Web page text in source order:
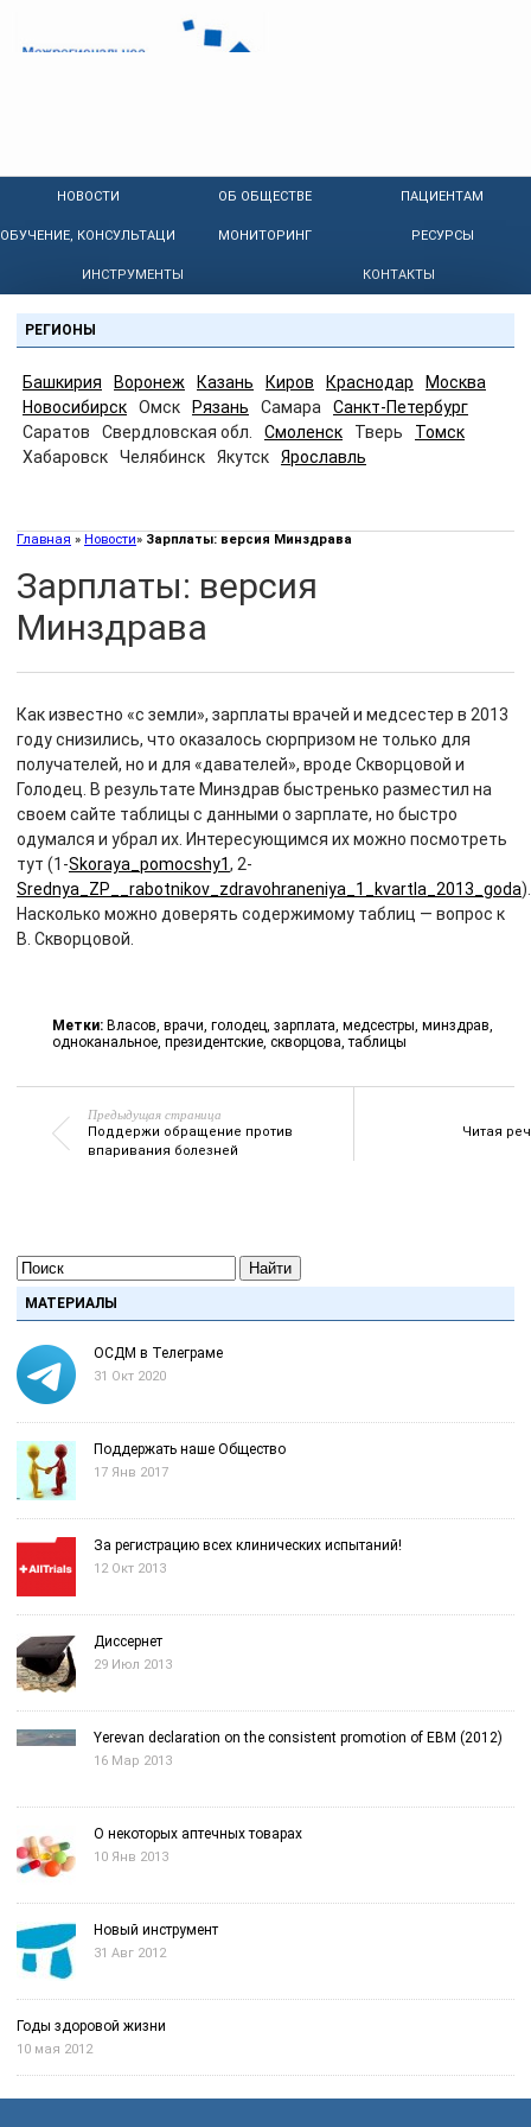
НОВОСТИ ОБ ОБЩЕСТВЕ ПАЦИЕНТАМ
ОБУЧЕНИЕ, КОНСУЛЬТАЦИИ МОНИТОРИНГ РЕСУРСЫ
ИНСТРУМЕНТЫ КОНТАКТЫ
РЕГИОНЫ
Башкирия Воронеж Казань Киров Краснодар
Москва
Новосибирск
Омск Рязань Самара
Санкт-Петербург
Саратов
Свердловская обл. Смоленск Тверь
Томск
Хабаровск
Челябинск Якутск Ярославль
Главная » Новости» Зарплаты: версия Минздрава
Зарплаты: версия
Минздрава
Как известно «с земли», зарплаты врачей и медсестер в 2013
году снизились, что оказалось сюрпризом не только для
получателей, но и для «давателей», вроде Скворцовой и
Голодец. В результате Минздрав быстренько разместил на
своем сайте таблицы с данными о зарплате, но быстро
одумался и убрал их. Интересующимся их можно посмотреть
тут (1-Skoraya_pomocshy1, 2-
Srednya_ZP__rabotnikov_zdravohraneniya_1_kvartla_2013_goda).
Насколько можно доверять содержимому таблиц — вопрос к
В. Скворцовой.
Метки: Власов, врачи, голодец, зарплата, медсестры, минздрав,
одноканальное, президентские, скворцова,таблицы
Предыдущая страница
Поддержи обращение против
впаривания болезней
Читая
Найти
МАТЕРИАЛЫ
ОСДМ в Телеграме
31 Окт 2020
Поддержать наше Общество
17 Янв 2017
За регистрацию всех клинических испытаний!
12 Окт 2013
Диссернет
29 Июл 2013
Yerevan declaration on the consistent promotion of EBM (2012)
16 Мар 2013
О некоторых аптечных товарах
10 Янв 2013
Новый инструмент
31 Авг 2012
Годы здоровой жизни
10 мая 2012